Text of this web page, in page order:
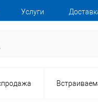
Услуги